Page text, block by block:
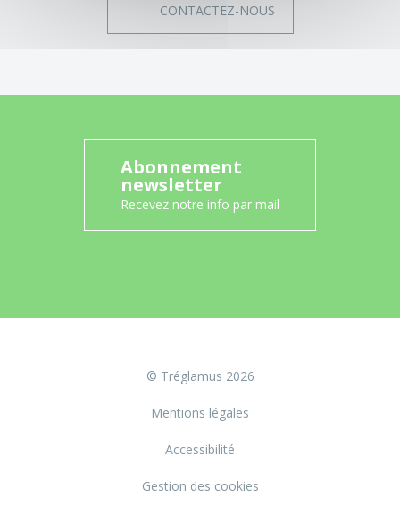
CONTACTEZ-NOUS
Abonnement
newsletter
Recevez notre info par mail
© Tréglamus 2026
Mentions légales
Accessibilité
Gestion des cookies